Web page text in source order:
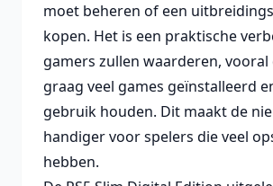
moet beheren of een
kopen. Het is een praktische
gamers zullen waarderen, vooral
graag veel games geïnstalleerd
gebruik houden. Dit maakt de
handiger voor spelers die veel
hebben.